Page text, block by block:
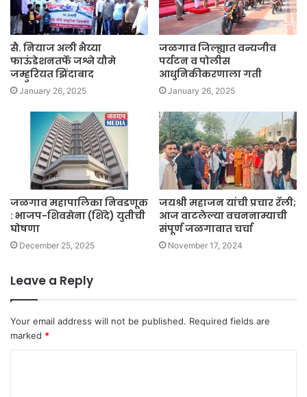
सै. नियाज अली भैय्या
फाऊंडेशनतर्फे जश्ने यौमे
जम्हुरियत झिंदाबाद
January 26, 2025
जळगाव जिल्ह्यात वन्यजीव
पर्यटन व पोलीस
आधुनिकीकरणाला गती
January 26, 2025
जळगाव महापालिका निवडणूक
: भाजप-शिवसेना (शिंदे) युतीची
घोषणा
December 25, 2025
जयश्री महाजन यांची प्रचार रॅली;
आज वाटलेल्या वचननाम्याची
संपूर्ण जळगावात चर्चा
November 17, 2024
Leave a Reply
Your email address will not be published. Required fields are
marked *